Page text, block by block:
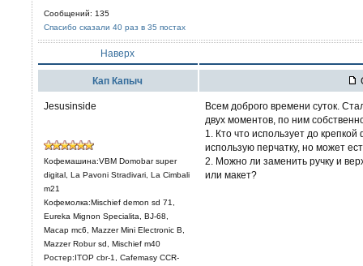
Сообщений: 135
Спасибо сказали 40 раз в 35 постах
Наверх
Кап Капыч
Jesusinside
Кофемашина:VBM Domobar super
digital, La Pavoni Stradivari, La Cimbali
m21
Кофемолка:Mischief demon sd 71,
Eureka Mignon Specialita, BJ-68,
Macap mc6, Mazzer Mini Electronic В,
Mazzer Robur sd, Mischief m40
Ростер:ITOP cbr-1, Cafemasy CCR-
Всем доброго времени суток.
двух моментов, по ним
1. Кто что использует до
использую перчатку, но может
2. Можно ли заменить ручку и
или макет?